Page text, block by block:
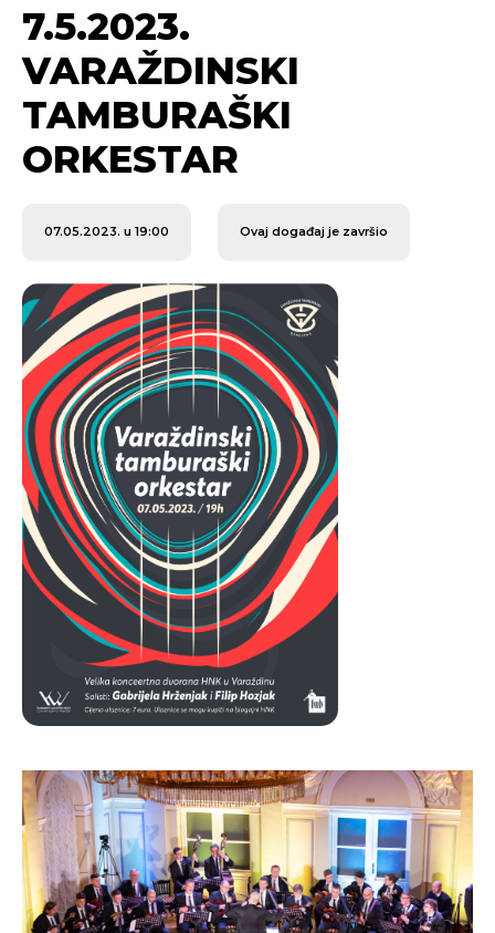
7.5.2023.
VARAŽDINSKI
TAMBURAŠKI
ORKESTAR
07.05.2023. u 19:00 Ovaj događaj je završio